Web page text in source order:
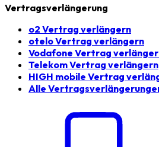
Vertragsverlängerung
o2 Vertrag verlängern
otelo Vertrag verlängern
Vodafone Vertrag
Telekom Vertrag verlängern
HIGH mobile Vertrag
Alle